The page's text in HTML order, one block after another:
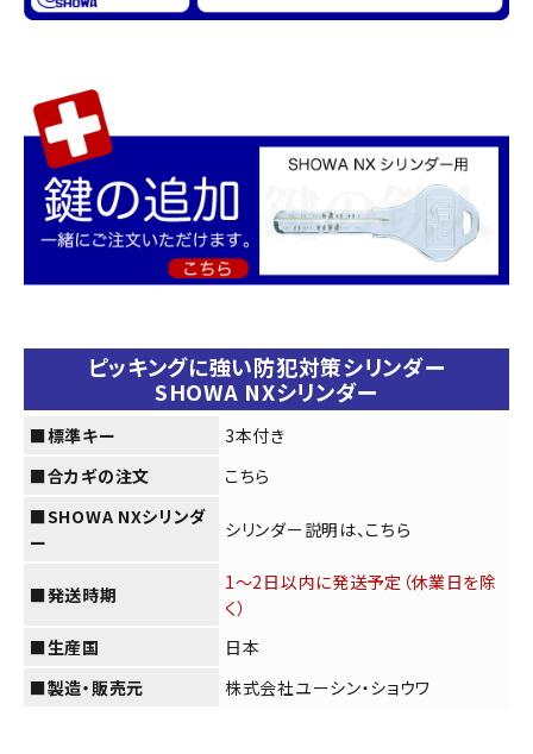
カートに入れる
ピッキングに強い防犯対策シリンダー
SHOWA NXシリンダー
■標準キー
3本付き
■合カギの注文
こちら
■SHOWA NXシリンダ
ー
シリンダー説明は、 こちら
■発送時期
1～2日以内に発送予定（休業日を除
く）
■生産国
日本
■製造・販売元
株式会社ユーシン・ショウワ